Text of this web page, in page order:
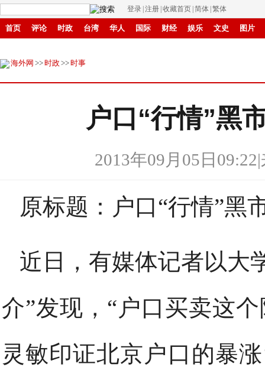
登录 注册 收藏首页 简体 繁体
首页 评论 时政 台湾 华人 国际 财经 娱乐 文史 图片
海外网 >> 时政 >> 时事
户口“行情”黑
2013年09月05日09:22|
原标题：户口“行情”黑
近日，有媒体记者以大
介”发现，“户口买卖这
灵敏印证北京户口的暴